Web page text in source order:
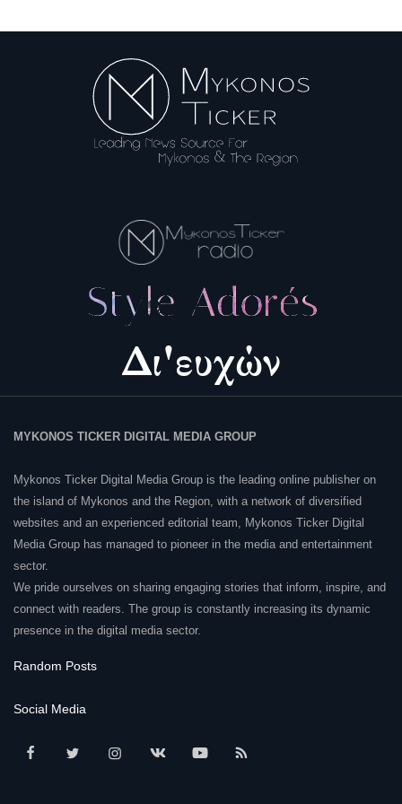
MYKONOS TICKER DIGITAL MEDIA GROUP
Mykonos Ticker Digital Media Group is the leading online publisher on
the island of Mykonos and the Region, with a network of diversified
websites and an experienced editorial team, Mykonos Ticker Digital
Media Group has managed to pioneer in the media and entertainment
sector.
We pride ourselves on sharing engaging stories that inform, inspire, and
connect with readers. The group is constantly increasing its dynamic
presence in the digital media sector.
Random Posts
Social Media